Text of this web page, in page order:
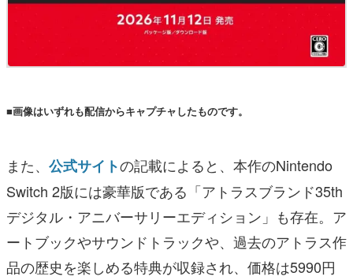
■画像はいずれも配信からキャプチャしたものです。
また、 公式サイトの記載によると、本作のNintendo
Switch 2版には豪華版である「アトラスブランド35th
デジタル・アニバーサリーエディション」も存在。ア
ートブックやサウンドトラックや、過去のアトラス作
品の歴史を楽しめる特典が収録され、価格は5990円